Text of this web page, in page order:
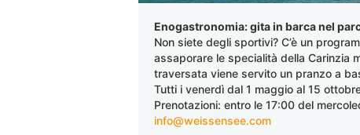
Enogastronomia: gita in barca nel
Non siete degli sportivi? C’è un
assaporare le specialità della Carinzia
traversata viene servito un pranzo a
Tutti i venerdì dal 1 maggio al 15
Prenotazioni: entro le 17:00 del
info@weissensee.com